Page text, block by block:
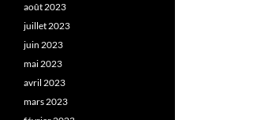
août 2023
juillet 2023
juin 2023
mai 2023
avril 2023
mars 2023